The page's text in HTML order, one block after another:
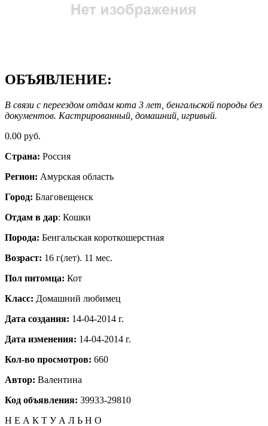
ОБЪЯВЛЕНИЕ:
В связи с переездом отдам кота 3 лет, бенгальской породы без
документов. Кастрированный, домашний, игривый.
0.00 руб.
Страна: Россия
Регион: Амурская область
Город: Благовещенск
Отдам в дар: Кошки
Порода: Бенгальская короткошерстная
Возраст: 16 г(лет). 11 мес.
Пол питомца: Кот
Класс: Домашний любимец
Дата создания: 14-04-2014 г.
Дата изменения: 14-04-2014 г.
Кол-во просмотров: 660
Автор: Валентина
Код объявления: 39933-29810
Н Е А К Т У А Л Ь Н О